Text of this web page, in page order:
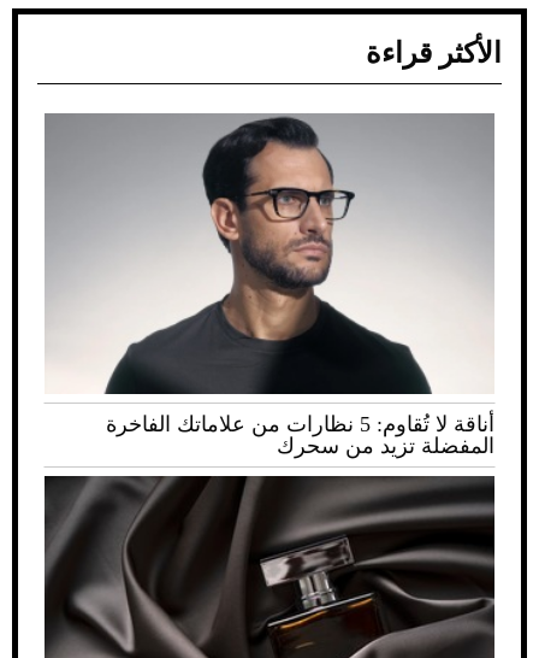
الأكثر قراءة
أناقة لا تُقاوم: 5 نظارات من علاماتك الفاخرة
المفضلة تزيد من سحرك